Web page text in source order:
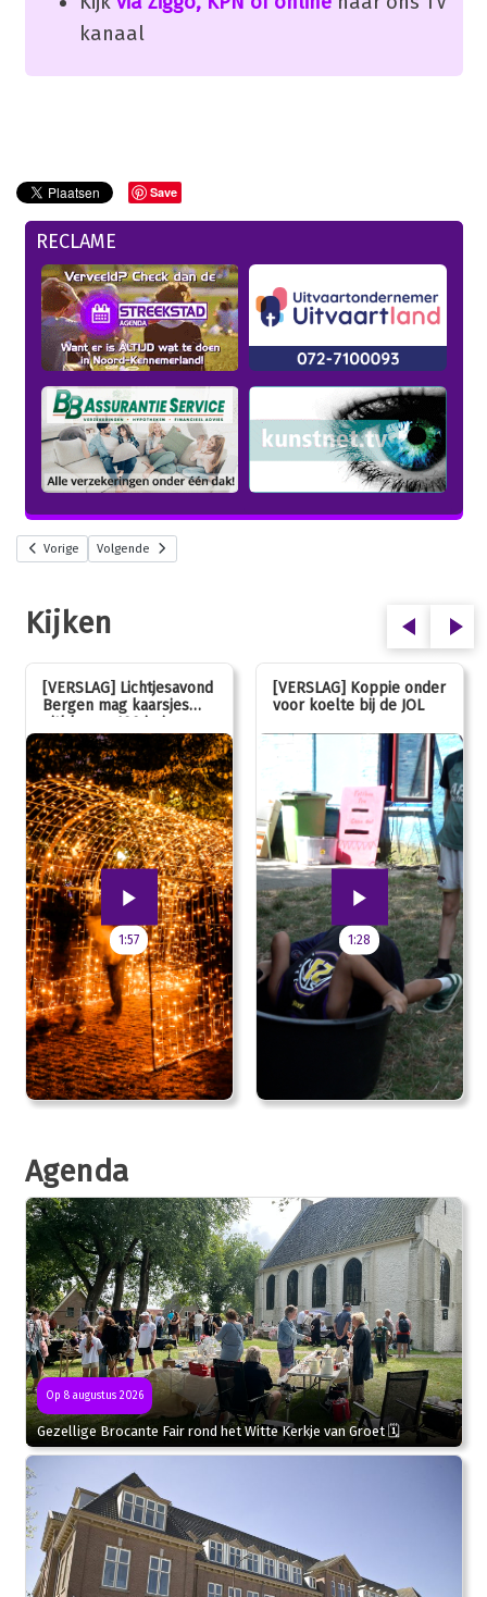
kanaal
Save
RECLAME
Vorige Volgende
Kijken
[VERSLAG] Lichtjesavond
Bergen mag kaarsjes
uitblazen: 100 jarig
jubileum!
1:57
[VERSLAG] Koppie onder
voor koelte bij de JOL
1:28
Agenda
Op 8 augustus 2026
Gezellige Brocante Fair rond het Witte Kerkje van Groet 🗓